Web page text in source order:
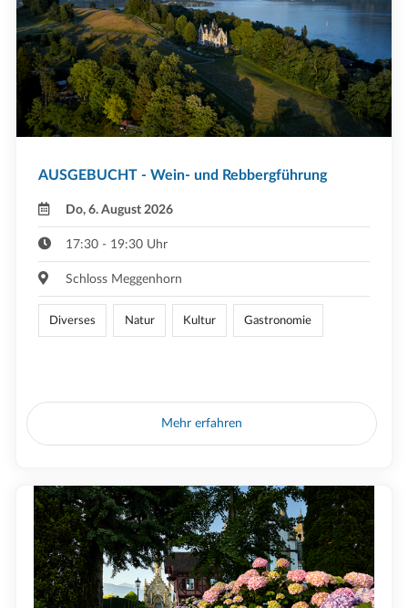
AUSGEBUCHT - Wein- und Rebbergführung
Do, 6. August 2026
17:30 - 19:30 Uhr
Schloss Meggenhorn
Diverses Natur Kultur Gastronomie
Mehr erfahren